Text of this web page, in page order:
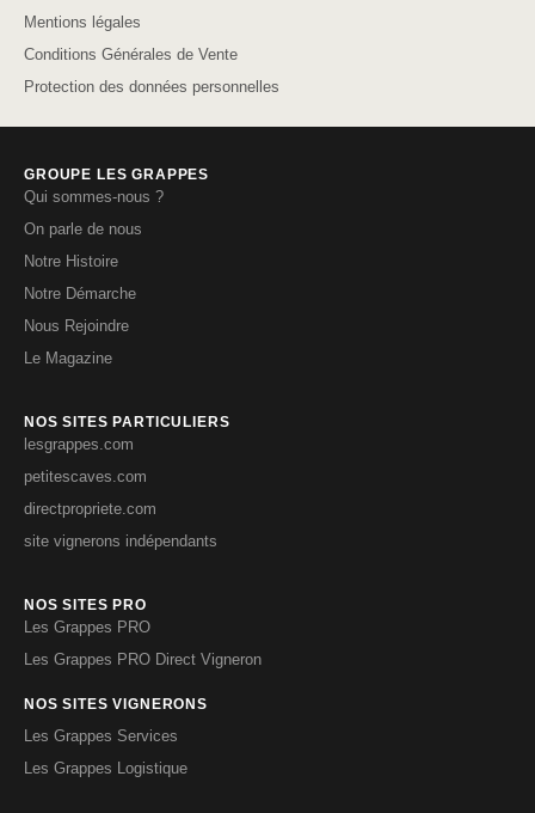
Mentions légales
Conditions Générales de Vente
Protection des données personnelles
GROUPE LES GRAPPES
Qui sommes-nous ?
On parle de nous
Notre Histoire
Notre Démarche
Nous Rejoindre
Le Magazine
NOS SITES PARTICULIERS
lesgrappes.com
petitescaves.com
directpropriete.com
site vignerons indépendants
NOS SITES PRO
Les Grappes PRO
Les Grappes PRO Direct Vigneron
NOS SITES VIGNERONS
Les Grappes Services
Les Grappes Logistique